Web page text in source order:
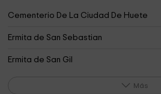
Cementerio De La Ciudad De Huete
Ermita de San Sebastian
Ermita de San Gil
Parroquia De San Esteban Protomártir
Más